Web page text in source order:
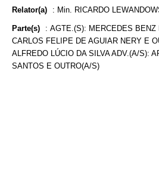
Relator(a) : Min. RICARDO
Parte(s) : AGTE.(S): MERCEDES
CARLOS FELIPE DE AGUIAR NERY E
ALFREDO LÚCIO DA SILVA ADV.(A/S):
SANTOS E OUTRO(A/S)